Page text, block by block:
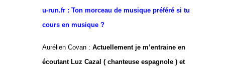
u-run.fr : Ton morceau de musique préféré si tu
cours en musique ?
Aurélien Covan : Actuellement je m’entraine en
écoutant Luz Cazal ( chanteuse espagnole ) et